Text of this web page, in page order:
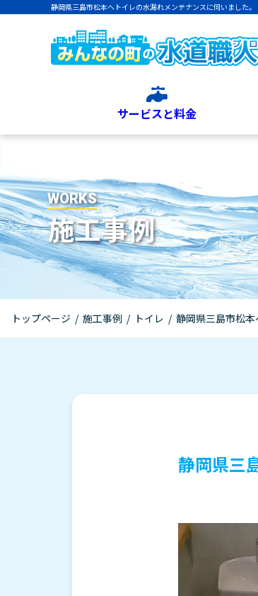
静岡県三島市松本へトイレの水漏れメンテナンスに伺いました
サービスと料金
WORKS
施工事例
トップページ / 施工事例 / トイレ / 静岡県三島市松本
静岡県三